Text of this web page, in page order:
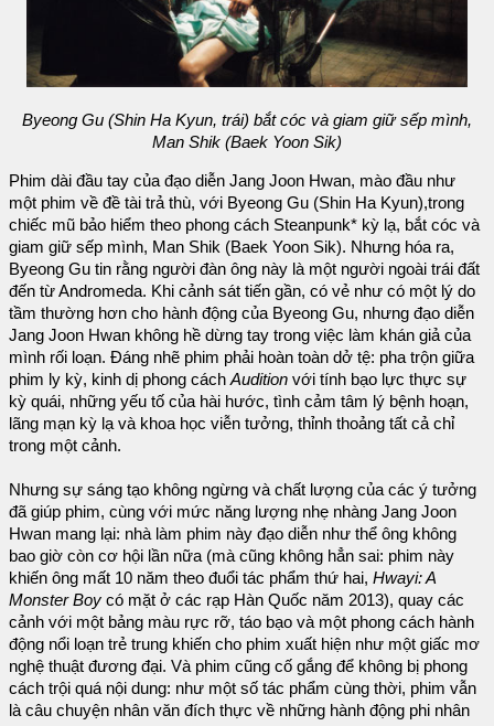
Byeong Gu (Shin Ha Kyun, trái) bắt cóc và giam giữ sếp mình,
Man Shik (Baek Yoon Sik)
Phim dài đầu tay của đạo diễn Jang Joon Hwan, mào đầu như
một phim về đề tài trả thù, với Byeong Gu (Shin Ha Kyun),trong
chiếc mũ bảo hiểm theo phong cách Steanpunk* kỳ lạ, bắt cóc và
giam giữ sếp mình, Man Shik (Baek Yoon Sik). Nhưng hóa ra,
Byeong Gu tin rằng người đàn ông này là một người ngoài trái đất
đến từ Andromeda. Khi cảnh sát tiến gần, có vẻ như có một lý do
tầm thường hơn cho hành động của Byeong Gu, nhưng đạo diễn
Jang Joon Hwan không hề dừng tay trong việc làm khán giả của
mình rối loạn. Đáng nhẽ phim phải hoàn toàn dở tệ: pha trộn giữa
phim ly kỳ, kinh dị phong cách Audition với tính bạo lực thực sự
kỳ quái, những yếu tố của hài hước, tình cảm tâm lý bệnh hoạn,
lãng mạn kỳ lạ và khoa học viễn tưởng, thỉnh thoảng tất cả chỉ
trong một cảnh.
Nhưng sự sáng tạo không ngừng và chất lượng của các ý tưởng
đã giúp phim, cùng với mức năng lượng nhẹ nhàng Jang Joon
Hwan mang lại: nhà làm phim này đạo diễn như thể ông không
bao giờ còn cơ hội lần nữa (mà cũng không hẳn sai: phim này
khiến ông mất 10 năm theo đuổi tác phẩm thứ hai, Hwayi: A
Monster Boy có mặt ở các rạp Hàn Quốc năm 2013), quay các
cảnh với một bảng màu rực rỡ, táo bạo và một phong cách hành
động nổi loạn trẻ trung khiến cho phim xuất hiện như một giấc mơ
nghệ thuật đương đại. Và phim cũng cố gắng để không bị phong
cách trội quá nội dung: như một số tác phẩm cùng thời, phim vẫn
là câu chuyện nhân văn đích thực về những hành động phi nhân